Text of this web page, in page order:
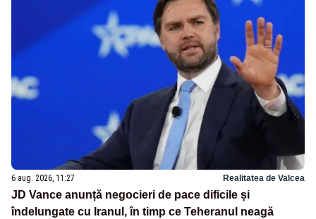
6 aug. 2026, 11:27 Realitatea de Valcea
JD Vance anunță negocieri de pace dificile și
îndelungate cu Iranul, în timp ce Teheranul neagă